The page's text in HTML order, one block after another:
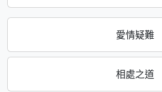
愛情疑難
相處之道